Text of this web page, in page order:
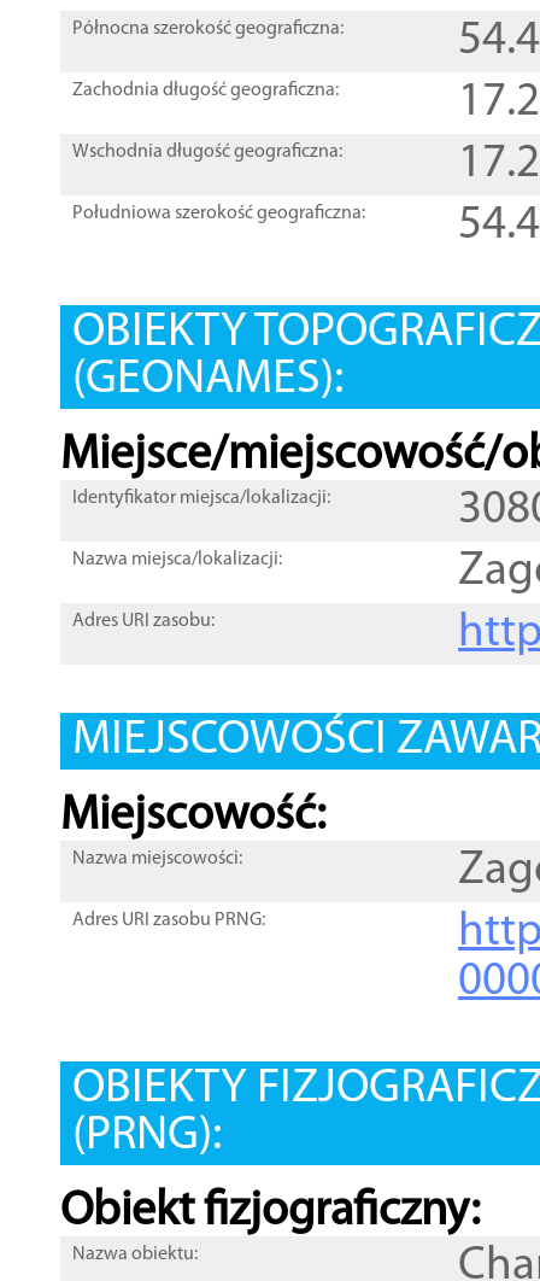
Północna szerokość geograficzna:
Zachodnia długość geograficzna:
Wschodnia długość geograficzna:
Południowa szerokość geograficzna:
OBIEKTY
(GEONAMES):
Miejsce/miejscowość/
Identyfikator miejsca/lokalizacji:
Nazwa miejsca/lokalizacji:
Adres URI zasobu:
MIEJSCOWOŚCI
Miejscowość:
Nazwa miejscowości:
Adres URI zasobu PRNG:
OBIEKTY
(PRNG):
Obiekt fizjograficzny:
Nazwa obiektu: